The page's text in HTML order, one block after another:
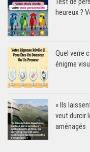
heureux ?
Quel verre
énigme
« Ils
veut durcir
aménagés